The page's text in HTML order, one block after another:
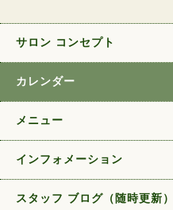
サロン コンセプト
カレンダー
メニュー
インフォメーション
スタッフ ブログ（随時更新）